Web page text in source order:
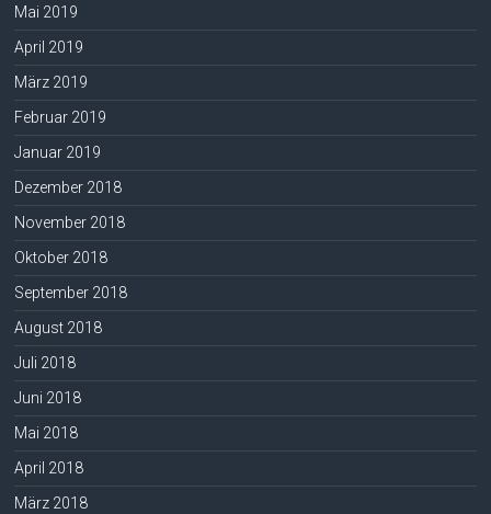
Mai 2019
April 2019
März 2019
Februar 2019
Januar 2019
Dezember 2018
November 2018
Oktober 2018
September 2018
August 2018
Juli 2018
Juni 2018
Mai 2018
April 2018
März 2018